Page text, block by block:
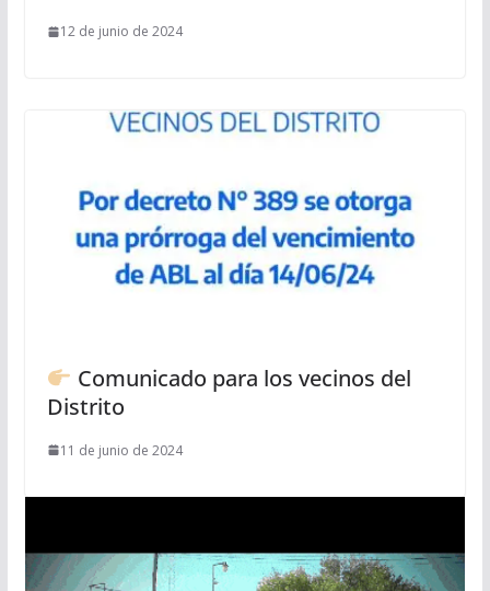
12 de junio de 2024
Comunicado para los vecinos del
Distrito
11 de junio de 2024